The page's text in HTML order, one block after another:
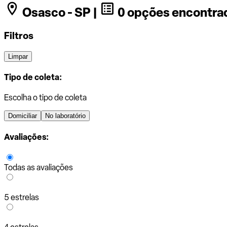
Osasco - SP | 0 opções
Filtros
Limpar
Tipo de coleta:
Escolha o tipo de coleta
Domiciliar No laboratório
Avaliações:
Todas as avaliações
5 estrelas